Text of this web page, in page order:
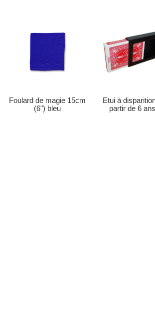
Foulard de magie 15cm
(6") bleu
Etui à
partir de 6